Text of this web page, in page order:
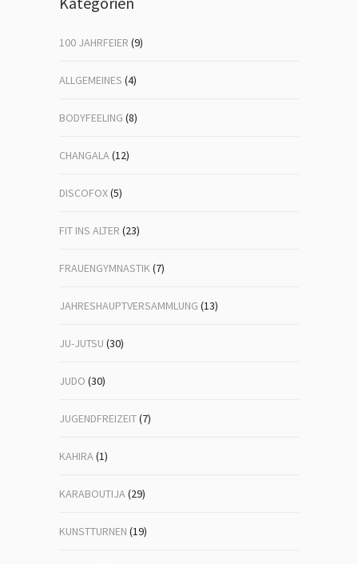
100 JAHRFEIER (9)
ALLGEMEINES (4)
BODYFEELING (8)
CHANGALA(12)
DISCOFOX(5)
FIT INS ALTER (23)
FRAUENGYMNASTIK(7)
JAHRESHAUPTVERSAMMLUNG (13)
JU-JUTSU (30)
JUDO (30)
JUGENDFREIZEIT(7)
KAHIRA(1)
KARABOUTIJA(29)
KUNSTTURNEN (19)